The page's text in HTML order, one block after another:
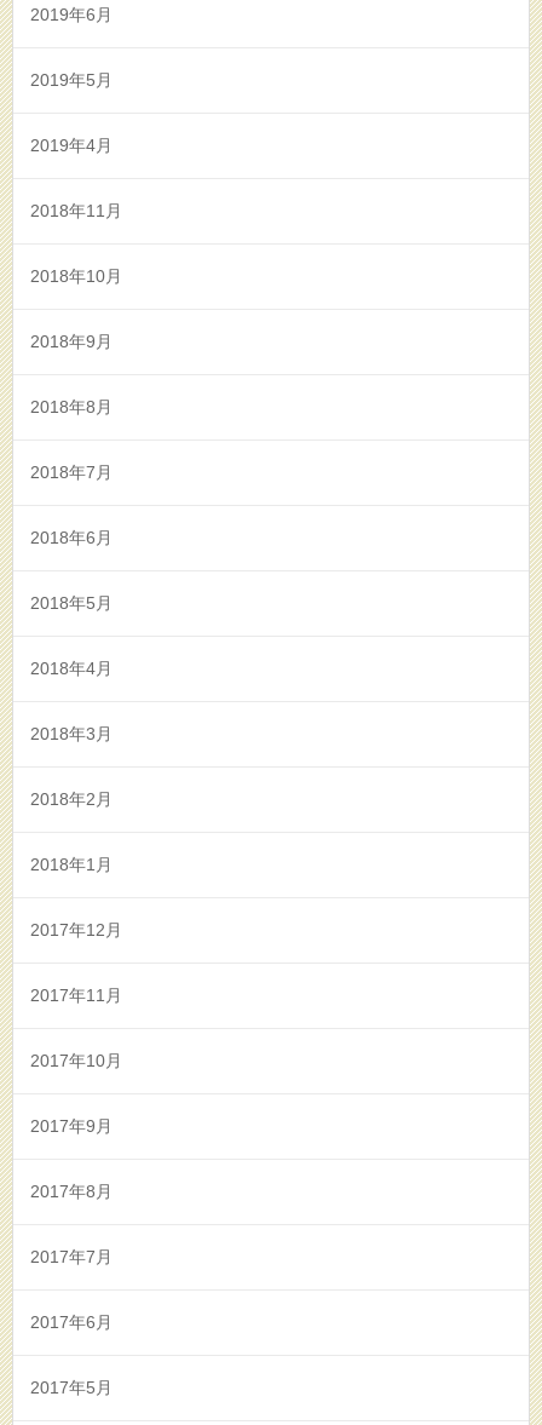
2019年6月
2019年5月
2019年4月
2018年11月
2018年10月
2018年9月
2018年8月
2018年7月
2018年6月
2018年5月
2018年4月
2018年3月
2018年2月
2018年1月
2017年12月
2017年11月
2017年10月
2017年9月
2017年8月
2017年7月
2017年6月
2017年5月